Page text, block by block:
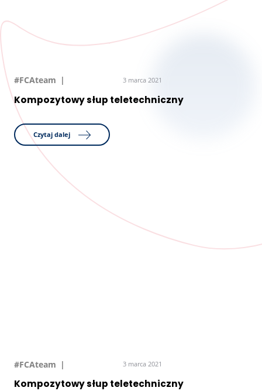
#FCAteam 3 marca 2021
Kompozytowy słup teletechniczny
Czytaj dalej
#FCAteam 3 marca 2021
Kompozytowy słup teletechniczny